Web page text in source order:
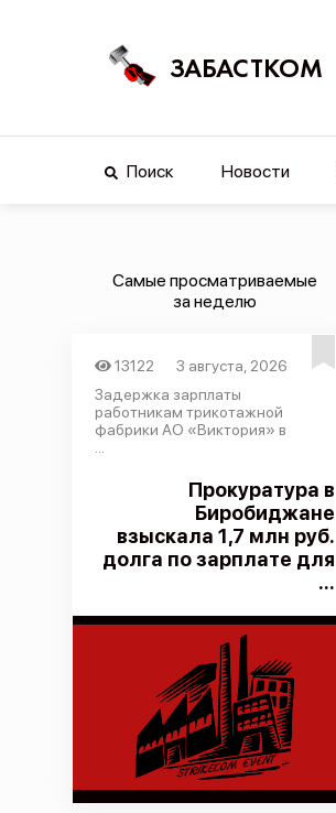
ЗАБАСТКОМ
Поиск Новости
Самые просматриваемые
за неделю
13122
3 августа, 2026
Задержка зарплаты
работникам трикотажной
фабрики АО «Виктория» в
Прокуратура в
Биробиджане
взыскала 1,7 млн руб.
долга по зарплате для
...